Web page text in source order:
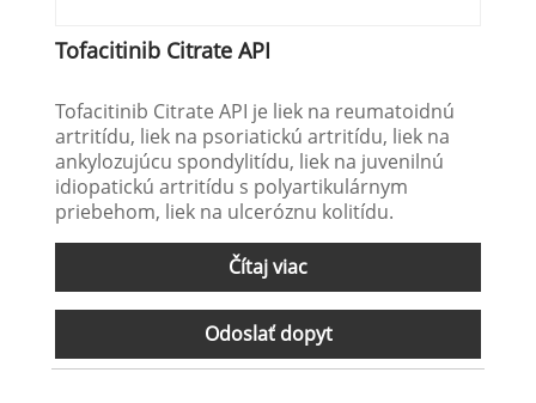
Tofacitinib Citrate API
Tofacitinib Citrate API je liek na reumatoidnú
artritídu, liek na psoriatickú artritídu, liek na
ankylozujúcu spondylitídu, liek na juvenilnú
idiopatickú artritídu s polyartikulárnym
priebehom, liek na ulceróznu kolitídu.
Čítaj viac
Odoslať dopyt